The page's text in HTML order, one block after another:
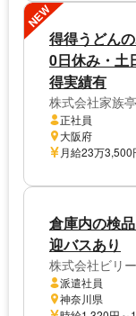
NEW
得得うどん
0日休み・土
得実績有
株式会社家族亭
正社員
大阪府
月給23万
倉庫内の検
迎バスあり
株式会社ビリ
派遣社員
神奈川県